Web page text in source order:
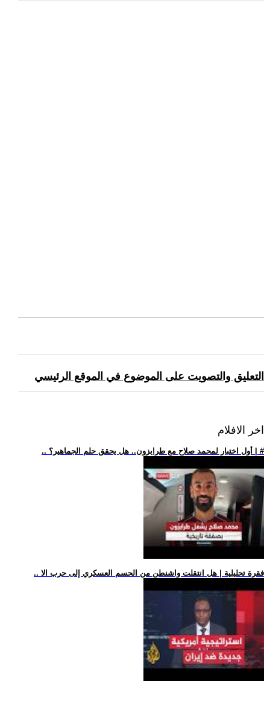
التعليق والتصويت على الموضوع في الموقع الرئيسي
اخر الافلام
.. أول اختبار لمحمد صلاح مع طرابزون.. هل يحقق حلم الجماهير؟ | #
.. فقرة تحليلية | هل انتقلت واشنطن من الحسم العسكري إلى حرب الا